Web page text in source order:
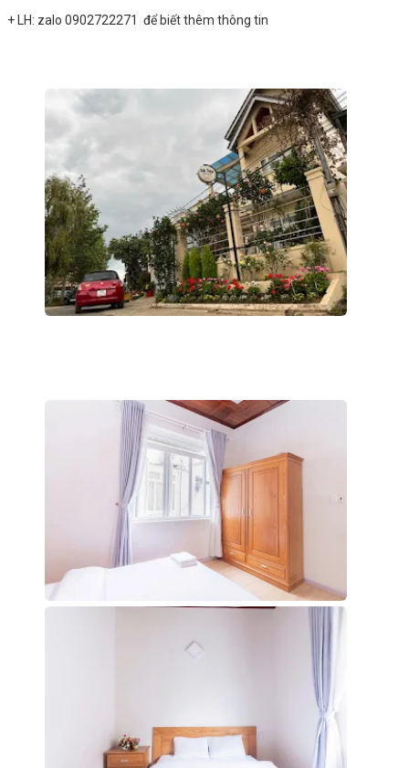
+ LH: zalo 0902722271 để biết thêm thông tin